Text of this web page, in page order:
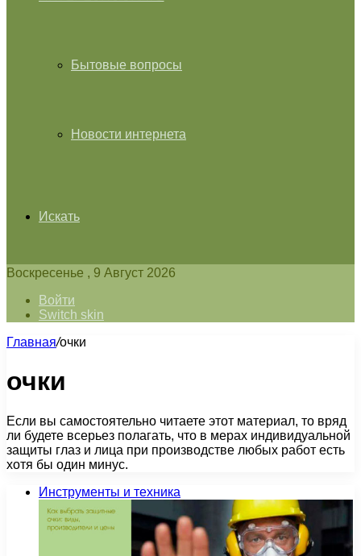
Бытовые вопросы
Новости интернета
Искать
Воскресенье , 9 Август 2026
Войти
Switch skin
Главная/очки
очки
Если вы самостоятельно читаете этот материал, то вряд
ли будете всерьез полагать, что в мерах индивидуальной
защиты глаз и лица при производстве любых работ есть
хотя бы один минус.
Инструменты и техника